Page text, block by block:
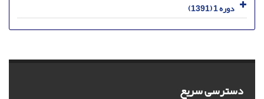
دوره 1 (1391)
دسترسی سریع